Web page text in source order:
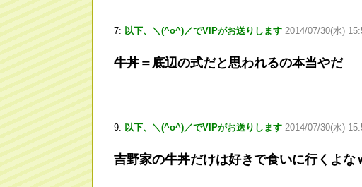
7: 以下、＼(^o^)／でVIPがお送りします 2014/07/30(水)
牛丼＝底辺の式だと思われるの本当やだ
9: 以下、＼(^o^)／でVIPがお送りします 2014/07/30(水)
吉野家の牛丼だけは好きで食いに行くよな